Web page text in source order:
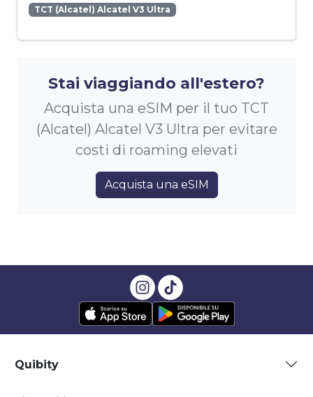
TCT (Alcatel) Alcatel V3 Ultra
Stai viaggiando all'estero?
Acquista una eSIM per il tuo TCT
(Alcatel) Alcatel V3 Ultra per evitare
costi di roaming elevati
Acquista una eSIM
Quibity